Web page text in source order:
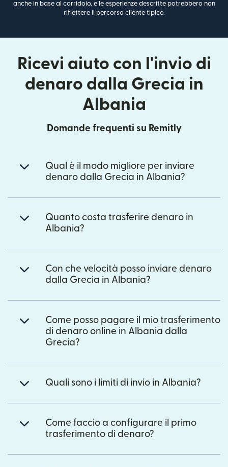
anche in base al corridoio, e le esperienze descritte potrebbero non
riflettere il percorso cliente tipico.
Ricevi aiuto con l'invio di
denaro dalla Grecia in
Albania
Domande frequenti su Remitly
Qual è il modo migliore per inviare
denaro dalla Grecia in Albania?
Quanto costa trasferire denaro in
Albania?
Con che velocità posso inviare denaro
dalla Grecia in Albania?
Come posso pagare il mio trasferimento
di denaro online in Albania dalla
Grecia?
Quali sono i limiti di invio in Albania?
Come faccio a configurare il primo
trasferimento di denaro?